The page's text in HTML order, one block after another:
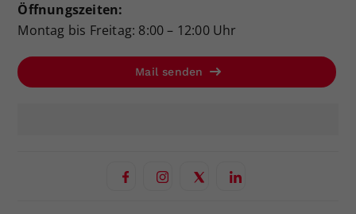
Öffnungszeiten:
Montag bis Freitag: 8:00 – 12:00 Uhr
Mail senden